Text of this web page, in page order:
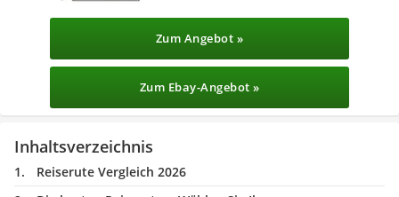
Zum Angebot »
Zum Ebay-Angebot »
Inhaltsverzeichnis
Reiserute Vergleich 2026